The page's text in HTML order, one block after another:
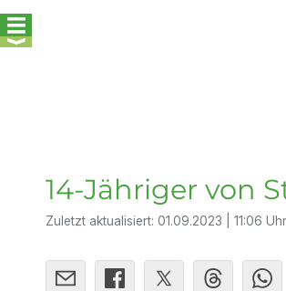
14-Jähriger von
Zuletzt aktualisiert: 01.09.2023 | 11:06 Uhr